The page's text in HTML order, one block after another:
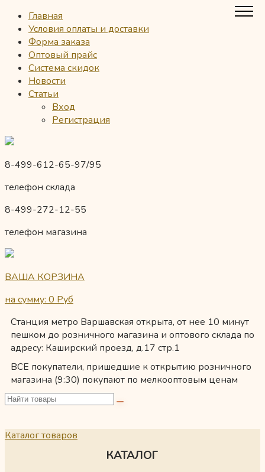
Главная
Условия оплаты и доставки
Форма заказа
Оптовый прайс
Система скидок
Новости
Статьи
Вход
Регистрация
8-499-612-65-97/95
телефон склада
8-499-272-12-55
телефон магазина
ВАША КОРЗИНА
на сумму: 0 Руб
Станция метро Варшавская открыта, от нее 10 минут
пешком до розничного магазина и оптового склада по
адресу: Каширский проезд, д.17 стр.1
ВСЕ покупатели, пришедшие к открытию розничного
магазина (9:30) покупают по мелкооптовым ценам
Каталог товаров
КАТАЛОГ